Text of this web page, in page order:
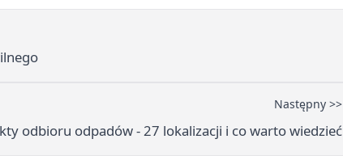
Następny >>
odbioru odpadów - 27 lokalizacji i co warto wiedzieć